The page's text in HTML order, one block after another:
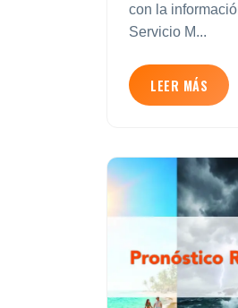
con la
Servicio M...
LEER MÁS